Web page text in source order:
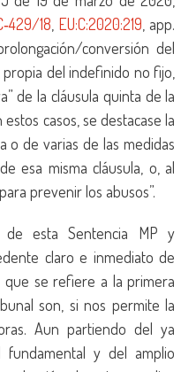
18 EU:C:2020:219 , app.
conversión del
del indefinido no fijo,
de la cláusula quinta de la
casos, se destacase la
o de varias de las medidas
esa misma cláusula, o, al
prevenir los abusos”.
esta Sentencia MP y
claro e inmediato de
que se refiere a la primera
son, si nos permite la
Aun partiendo del ya
fundamental y del amplio